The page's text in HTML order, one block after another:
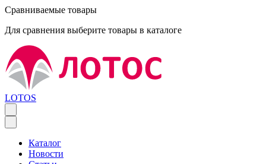
Сравниваемые товары
Для сравнения выберите товары в каталоге
LOTOS
Каталог
Новости